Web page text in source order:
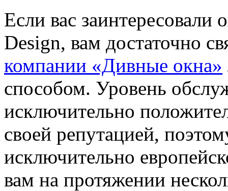
Если вас
Design, вам достаточно
компании «Дивные окна»
способом. Уровень
исключительно
своей репутацией,
исключительно
вам на протяжении